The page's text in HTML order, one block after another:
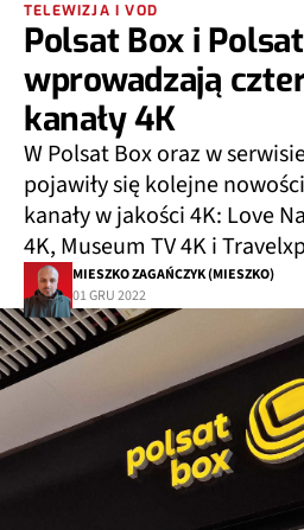
TELEWIZJA I VOD
Polsat Box i
wprowadzają
kanały 4K
W Polsat Box oraz w
pojawiły się kolejne
kanały w jakości 4K: Love
4K, Museum TV 4K i
MIESZKO ZAGAŃCZYK (MIESZKO)
01 GRU 2022